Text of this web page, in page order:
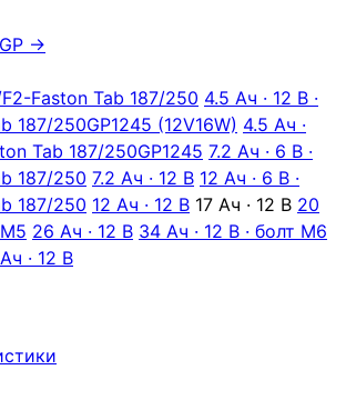
→
F2-Faston Tab 187/250 4.5 Ач · 12 В ·
187/250GP1245 (12V16W) 4.5 Ач ·
Tab 187/250GP1245 7.2 Ач · 6 В ·
187/250 7.2 Ач · 12 В 12 Ач · 6 В ·
187/250 12 Ач · 12 В 17 Ач · 12 В 20
М5 26 Ач · 12 В 34 Ач · 12 В · болт М6
· 12 В